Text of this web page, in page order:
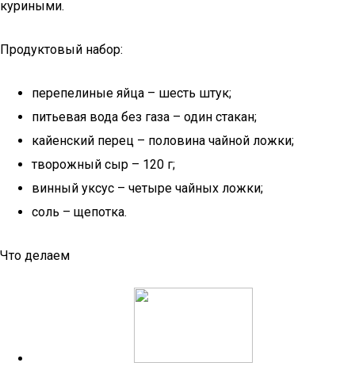
куриными.
Продуктовый набор:
перепелиные яйца – шесть штук;
питьевая вода без газа – один стакан;
кайенский перец – половина чайной ложки;
творожный сыр – 120 г;
винный уксус – четыре чайных ложки;
соль – щепотка.
Что делаем